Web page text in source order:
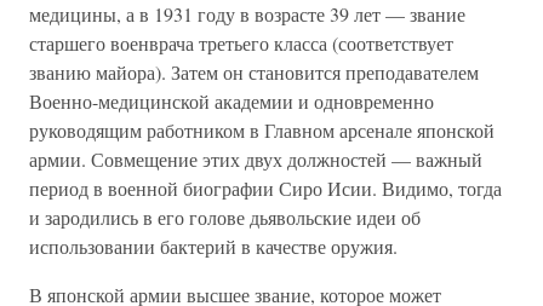
медицины, а в 1931 году в возрасте 39 лет — звание
старшего военврача третьего класса (соответствует
званию майора). Затем он становится преподавателем
Военно-медицинской академии и одновременно
руководящим работником в Главном арсенале японской
армии. Совмещение этих двух должностей — важный
период в военной биографии Сиро Исии. Видимо, тогда
и зародились в его голове дьявольские идеи об
использовании бактерий в качестве оружия.
В японской армии высшее звание, которое может